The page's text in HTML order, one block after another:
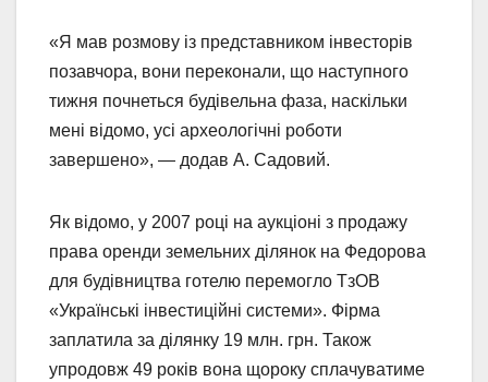
«Я мав розмову із представником інвесторів
позавчора, вони переконали, що наступного
тижня почнеться будівельна фаза, наскільки
мені відомо, усі археологічні роботи
завершено», — додав А. Садовий.
Як відомо, у 2007 році на аукціоні з продажу
права оренди земельних ділянок на Федорова
для будівництва готелю перемогло ТзОВ
«Українські інвестиційні системи». Фірма
заплатила за ділянку 19 млн. грн. Також
упродовж 49 років вона щороку сплачуватиме